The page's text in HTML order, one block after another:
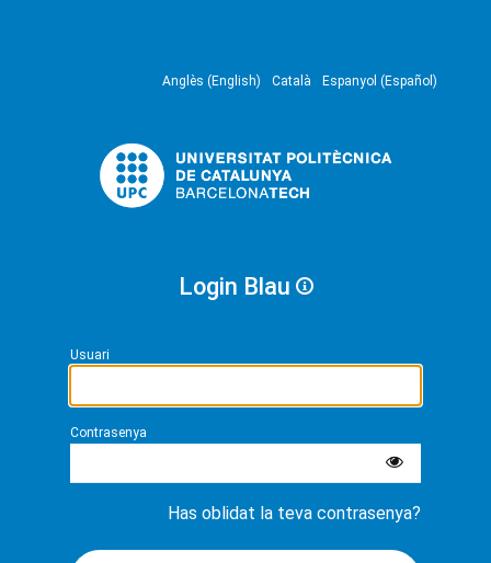
Anglès (English) Català Espanyol (Español)
Login Blau
Usuari
Contrasenya
Has oblidat la teva contrasenya?